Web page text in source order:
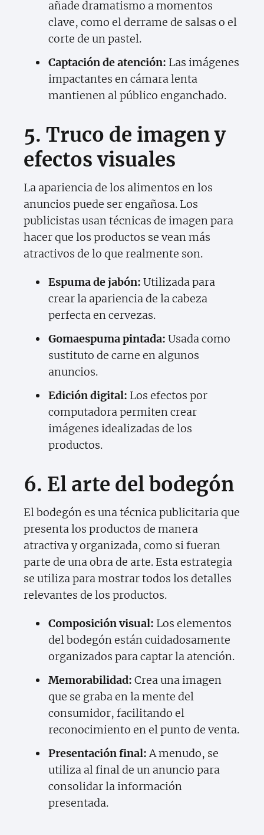
añade dramatismo a momentos
clave, como el derrame de salsas o el
corte de un pastel.
Captación de atención: Las imágenes
impactantes en cámara lenta
mantienen al público enganchado.
5. Truco de imagen y
efectos visuales
La apariencia de los alimentos en los
anuncios puede ser engañosa. Los
publicistas usan técnicas de imagen para
hacer que los productos se vean más
atractivos de lo que realmente son.
Espuma de jabón: Utilizada para
crear la apariencia de la cabeza
perfecta en cervezas.
Gomaespuma pintada: Usada como
sustituto de carne en algunos
anuncios.
Edición digital: Los efectos por
computadora permiten crear
imágenes idealizadas de los
productos.
6. El arte del bodegón
El bodegón es una técnica publicitaria que
presenta los productos de manera
atractiva y organizada, como si fueran
parte de una obra de arte. Esta estrategia
se utiliza para mostrar todos los detalles
relevantes de los productos.
Composición visual: Los elementos
del bodegón están cuidadosamente
organizados para captar la atención.
Memorabilidad: Crea una imagen
que se graba en la mente del
consumidor, facilitando el
reconocimiento en el punto de venta.
Presentación final:A menudo, se
utiliza al final de un anuncio para
consolidar la información
presentada.